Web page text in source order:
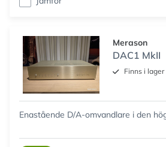
Merason
DAC1 MkII
Finns i lager
Enastående D/A-